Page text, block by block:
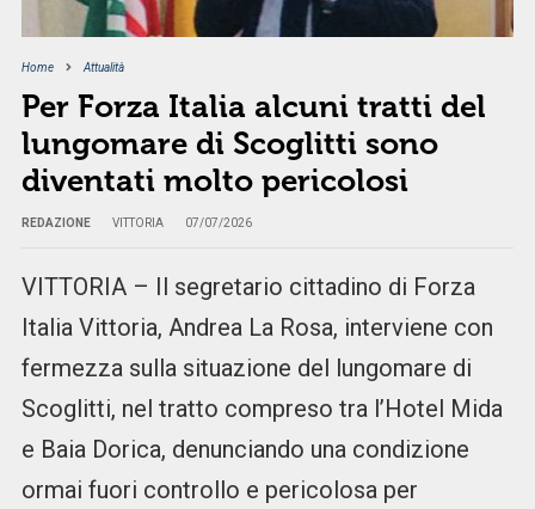
Home Attualità
Per Forza Italia alcuni tratti del
lungomare di Scoglitti sono
diventati molto pericolosi
REDAZIONE VITTORIA 07/07/2026
VITTORIA – Il segretario cittadino di Forza
Italia Vittoria, Andrea La Rosa, interviene con
fermezza sulla situazione del lungomare di
Scoglitti, nel tratto compreso tra l’Hotel Mida
e Baia Dorica, denunciando una condizione
ormai fuori controllo e pericolosa per